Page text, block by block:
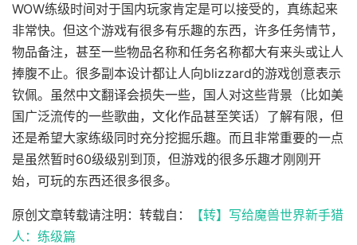
WOW练级时间对于国内玩家肯定是可以接受的，真练起来
非常快。但这个游戏有很多有乐趣的东西，许多任务情节，
物品备注，甚至一些物品名称和任务名称都大有来头或让人
捧腹不止。很多副本设计都让人向blizzard的游戏创意表示
钦佩。虽然中文翻译会损失一些，国人对这些背景（比如美
国广泛流传的一些歌曲，文化作品甚至笑话）了解有限，但
还是希望大家练级同时充分挖掘乐趣。而且非常重要的一点
是虽然暂时60级级别到顶，但游戏的很多乐趣才刚刚开
始，可玩的东西还很多很多。
原创文章转载请注明：转载自：
【转】写给魔兽世界新手猎
人：练级篇